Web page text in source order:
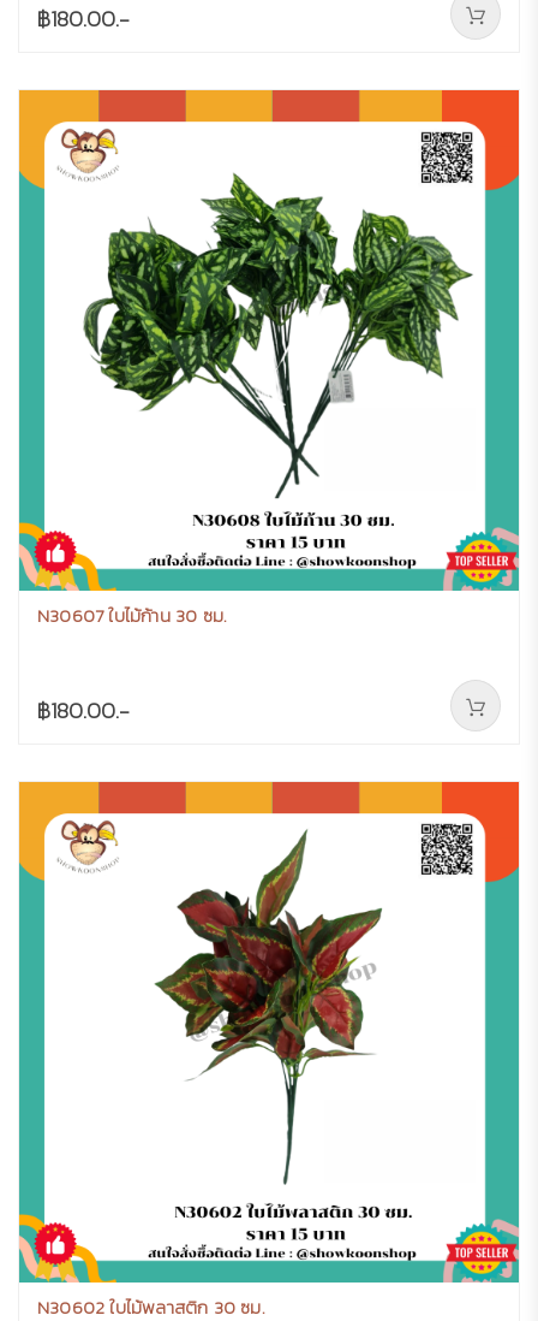
฿180.00.-
N30607 ใบไม้ก้าน 30 ซม.
฿180.00.-
N30602 ใบไม้พลาสติก 30 ซม.